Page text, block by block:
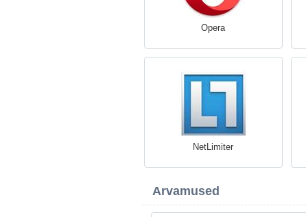
Opera
NetLimiter
Arvamused